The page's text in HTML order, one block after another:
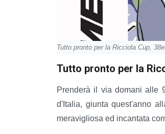
Tutto pronto per la Ricciola Cup,
Tutto pronto per la
Prenderà il via domani alle
d'Italia, giunta quest'anno
meravigliosa ed incantata